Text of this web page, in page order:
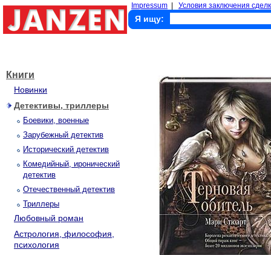
Impressum Условия заключения
Я ищу:
Книги
Новинки
Детективы, триллеры
Боевики, военные
Зарубежный детектив
Исторический детектив
Комедийный, иронический
детектив
Отечественный детектив
Триллеры
Любовный роман
Астрология, философия,
психология